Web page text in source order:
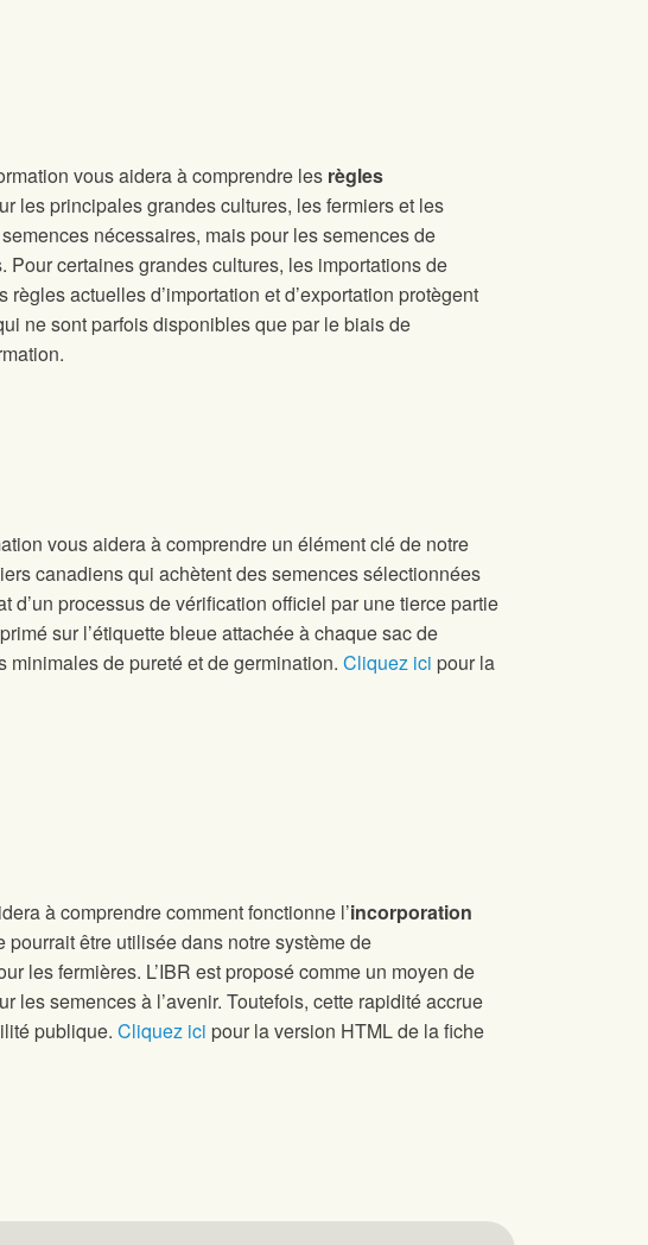
vous aidera à comprendre les règles
les principales grandes cultures, les fermiers et les
nécessaires, mais pour les semences de
certaines grandes cultures, les importations de
actuelles d’importation et d’exportation protègent
ne sont parfois disponibles que par le biais de
vous aidera à comprendre un élément clé de notre
canadiens qui achètent des semences sélectionnées
processus de vérification officiel par une tierce partie
sur l’étiquette bleue attachée à chaque sac de
de pureté et de germination. Cliquez ici pour la
à comprendre comment fonctionne l’incorporation
pourrait être utilisée dans notre système de
les fermières. L’IBR est proposé comme un moyen de
les semences à l’avenir. Toutefois, cette rapidité accrue
publique. Cliquez ici pour la version HTML de la fiche